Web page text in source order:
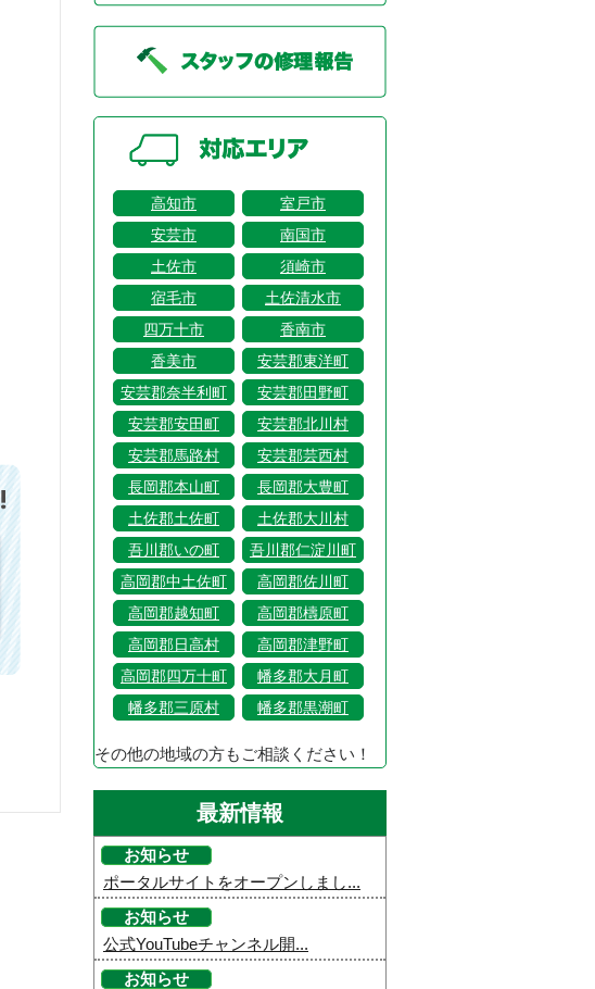
高知市
室戸市
安芸市
南国市
土佐市
須崎市
宿毛市
土佐清水市
四万十市
香南市
香美市
安芸郡東洋町
安芸郡奈半利町
安芸郡田野町
安芸郡安田町
安芸郡北川村
安芸郡馬路村
安芸郡芸西村
長岡郡本山町
長岡郡大豊町
土佐郡土佐町
土佐郡大川村
吾川郡いの町
吾川郡仁淀川町
高岡郡中土佐町
高岡郡佐川町
高岡郡越知町
高岡郡檮原町
高岡郡日高村
高岡郡津野町
高岡郡四万十町
幡多郡大月町
幡多郡三原村
幡多郡黒潮町
その他の地域の方もご相談ください！
最新情報
お知らせ
ポータルサイトをオープンしまし...
お知らせ
公式YouTubeチャンネル開...
お知らせ